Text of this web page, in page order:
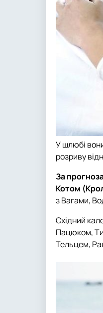
У шлюбі
розриву
За
Котом
з Вагами,
Східний
Пацюком,
Тельцем,